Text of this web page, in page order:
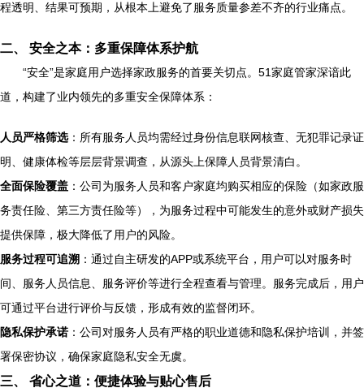
程透明、结果可预期，从根本上避免了服务质量参差不齐的行业痛点。
二、 安全之本：多重保障体系护航
“安全”是家庭用户选择家政服务的首要关切点。51家庭管家深谙此
道，构建了业内领先的多重安全保障体系：
人员严格筛选：所有服务人员均需经过身份信息联网核查、无犯罪记录证
明、健康体检等层层背景调查，从源头上保障人员背景清白。
全面保险覆盖 ：公司为服务人员和客户家庭均购买相应的保险（如家政服
务责任险、第三方责任险等），为服务过程中可能发生的意外或财产损失
提供保障，极大降低了用户的风险。
服务过程可追溯 ：通过自主研发的APP或系统平台，用户可以对服务时
间、服务人员信息、服务评价等进行全程查看与管理。服务完成后，用户
可通过平台进行评价与反馈，形成有效的监督闭环。
隐私保护承诺 ：公司对服务人员有严格的职业道德和隐私保护培训，并签
署保密协议，确保家庭隐私安全无虞。
三、 省心之道：便捷体验与贴心售后